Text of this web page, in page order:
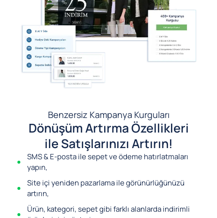
Benzersiz Kampanya Kurguları
Dönüşüm Artırma Özellikleri
ile Satışlarınızı Artırın!
SMS & E-posta ile sepet ve ödeme hatırlatmaları
yapın,
Site içi yeniden pazarlama ile görünürlüğünüzü
artırın,
Ürün, kategori, sepet gibi farklı alanlarda indirimli